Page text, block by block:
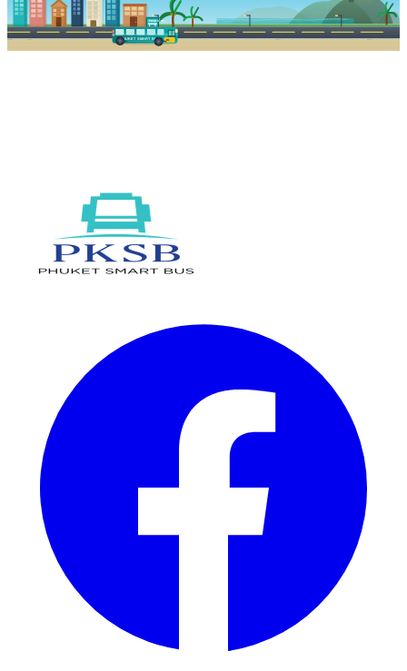
PKSB STOP
PHUKET SMART BUS R1